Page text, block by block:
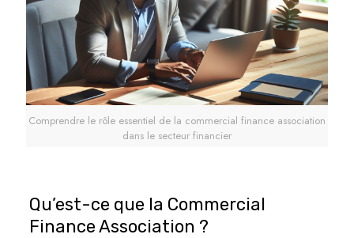
Comprendre le rôle essentiel de la commercial finance association
dans le secteur financier
Qu’est-ce que la Commercial
Finance Association ?